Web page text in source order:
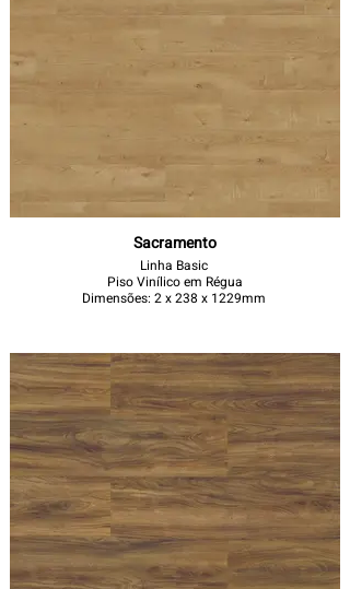
Sacramento
Linha Basic
Piso Vinílico em Régua
Dimensões: 2 x 238 x 1229mm